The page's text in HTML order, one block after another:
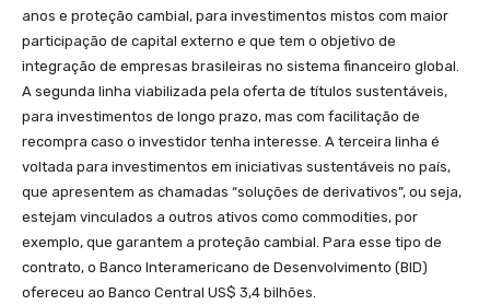
anos e proteção cambial, para investimentos mistos com maior
participação de capital externo e que tem o objetivo de
integração de empresas brasileiras no sistema financeiro global.
A segunda linha viabilizada pela oferta de títulos sustentáveis,
para investimentos de longo prazo, mas com facilitação de
recompra caso o investidor tenha interesse. A terceira linha é
voltada para investimentos em iniciativas sustentáveis no país,
que apresentem as chamadas “soluções de derivativos”, ou seja,
estejam vinculados a outros ativos como commodities, por
exemplo, que garantem a proteção cambial. Para esse tipo de
contrato, o Banco Interamericano de Desenvolvimento (BID)
ofereceu ao Banco Central US$ 3,4 bilhões.